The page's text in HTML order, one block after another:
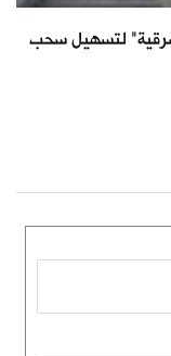
لتسهيل سحب